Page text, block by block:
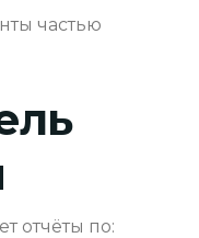
частью
отчёты по: